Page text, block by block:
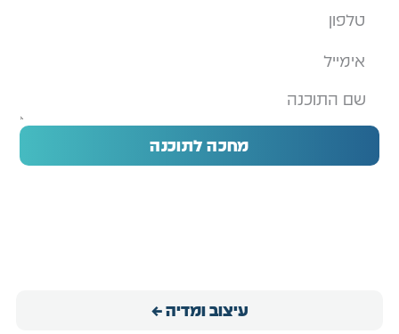
מחכה לתוכנה
עיצוב ומדיה ←